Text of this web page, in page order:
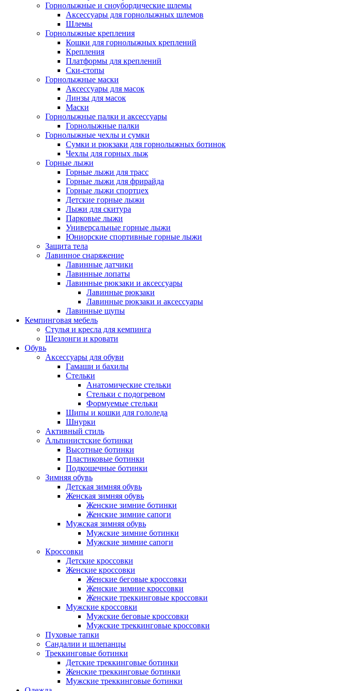
Горнолыжные и сноубордические шлемы
Аксессуары для горнолыжных шлемов
Шлемы
Горнолыжные крепления
Кошки для горнолыжных креплений
Крепления
Платформы для креплений
Ски-стопы
Горнолыжные маски
Аксессуары для масок
Линзы для масок
Маски
Горнолыжные палки и аксессуары
Горнолыжные палки
Горнолыжные чехлы и сумки
Сумки и рюкзаки для горнолыжных ботинок
Чехлы для горных лыж
Горные лыжи
Горные лыжи для трасс
Горные лыжи для фрирайда
Горные лыжи спортцех
Детские горные лыжи
Лыжи для скитура
Парковые лыжи
Универсальные горные лыжи
Юниорские спортивные горные лыжи
Защита тела
Лавинное снаряжение
Лавинные датчики
Лавинные лопаты
Лавинные рюкзаки и аксессуары
Лавинные рюкзаки
Лавинные рюкзаки и аксессуары
Лавинные щупы
Кемпинговая мебель
Стулья и кресла для кемпинга
Шезлонги и кровати
Обувь
Аксессуары для обуви
Гамаши и бахилы
Стельки
Анатомические стельки
Стельки с подогревом
Формуемые стельки
Шипы и кошки для гололеда
Шнурки
Активный стиль
Альпинистские ботинки
Высотные ботинки
Пластиковые ботинки
Подкошечные ботинки
Зимняя обувь
Детская зимняя обувь
Женская зимняя обувь
Женские зимние ботинки
Женские зимние сапоги
Мужская зимняя обувь
Мужские зимние ботинки
Мужские зимние сапоги
Кроссовки
Детские кроссовки
Женские кроссовки
Женские беговые кроссовки
Женские зимние кроссовки
Женские треккинговые кроссовки
Мужские кроссовки
Мужские беговые кроссовки
Мужские треккинговые кроссовки
Пуховые тапки
Сандалии и шлепанцы
Треккинговые ботинки
Детские треккинговые ботинки
Женские треккинговые ботинки
Мужские треккинговые ботинки